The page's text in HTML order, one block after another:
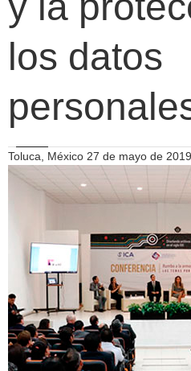
los datos
Toluca, México 27 de mayo de 2019